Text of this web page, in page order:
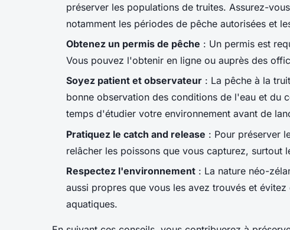
préserver les populations de truites. Assurez-
notamment les périodes de pêche autorisées et
Obtenez un permis de pêche : Un permis est
Vous pouvez l'obtenir en ligne ou auprès des
Soyez patient et observateur : La pêche à la
bonne observation des conditions de l'eau et du
temps d'étudier votre environnement avant de
Pratiquez le catch and release : Pour préserver
relâcher les poissons que vous capturez, surtout
Respectez l'environnement : La nature néo-
aussi propres que vous les avez trouvés et
aquatiques.